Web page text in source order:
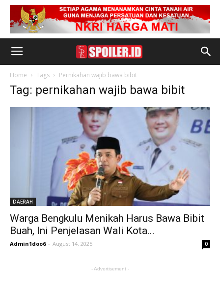
Home Tags Pernikahan wajib bawa bibit
Tag: pernikahan wajib bawa bibit
DAERAH
Warga Bengkulu Menikah Harus Bawa Bibit
Buah, Ini Penjelasan Wali Kota...
Admin1doo6 - August 14, 2025 0
- Advertisement -